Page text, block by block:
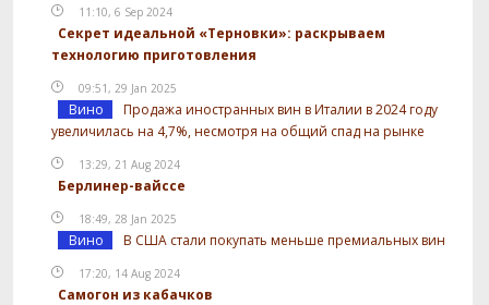
11:10, 6 Sep 2024
Секрет идеальной «Терновки»: раскрываем
технологию приготовления
09:51, 29 Jan 2025
Вино
Продажа иностранных вин в Италии в 2024 году
увеличилась на 4,7%, несмотря на общий спад на рынке
13:29, 21 Aug 2024
Берлинер-вайссе
18:49, 28 Jan 2025
Вино В США стали покупать меньше премиальных вин
17:20, 14 Aug 2024
Самогон из кабачков